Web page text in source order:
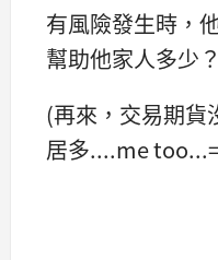
有風險發生時，
幫助他家人多少？
(再來，交易期貨
居多....me